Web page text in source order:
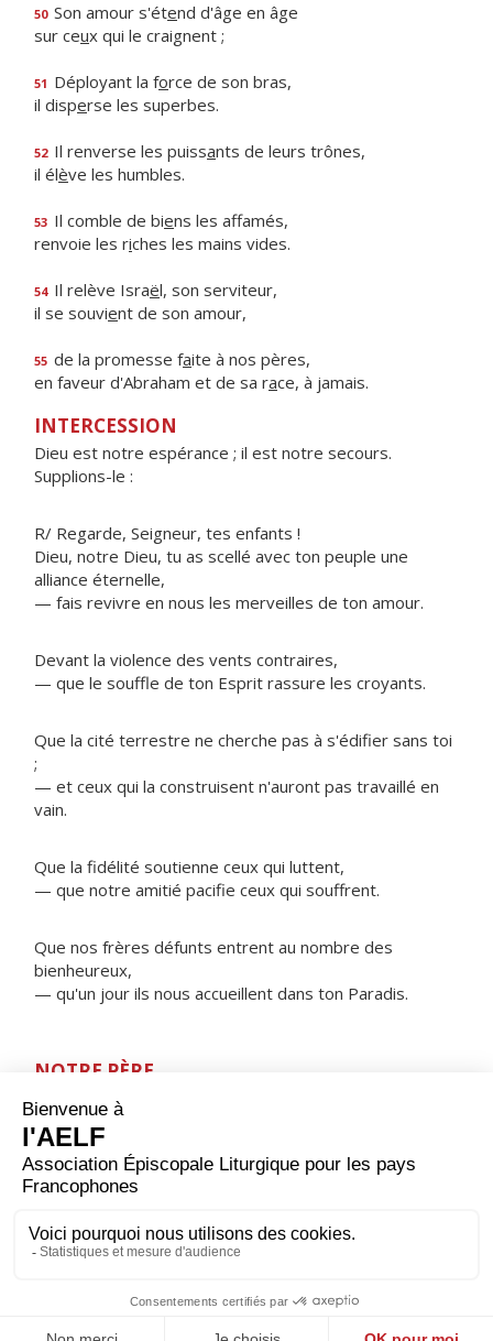
50 Son amour s'étend d'âge en âge
sur ceux qui le craignent ;
51 Déployant la force de son bras,
il disperse les superbes.
52 Il renverse les puissants de leurs trônes,
il élève les humbles.
53 Il comble de biens les affamés,
renvoie les riches les mains vides.
54 Il relève Israël, son serviteur,
il se souvient de son amour,
55 de la promesse faite à nos pères,
en faveur d'Abraham et de sa race, à jamais.
INTERCESSION
Dieu est notre espérance ; il est notre secours.
Supplions-le :
R/ Regarde, Seigneur, tes enfants !
Dieu, notre Dieu, tu as scellé avec ton peuple une
alliance éternelle,
— fais revivre en nous les merveilles de ton amour.
Devant la violence des vents contraires,
— que le souffle de ton Esprit rassure les croyants.
Que la cité terrestre ne cherche pas à s'édifier sans toi
;
— et ceux qui la construisent n'auront pas travaillé en
vain.
Que la fidélité soutienne ceux qui luttent,
— que notre amitié pacifie ceux qui souffrent.
Que nos frères défunts entrent au nombre des
bienheureux,
— qu'un jour ils nous accueillent dans ton Paradis.
NOTRE PÈRE
ORAISON
Dieu qui fait resplendir la lumière après la nuit, accorde-
nous de finir ce jour à l'abri des attaques de l'adversaire
et de pouvoir te rendre grâce par Jésus Christ, ton Fils,
Saint-Esprit, maintenant et pour les siècles des siècles.
Amen.